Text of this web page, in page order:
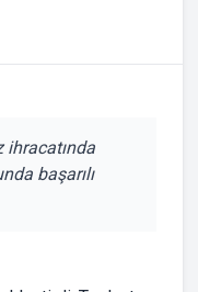
ihracatında
başarılı